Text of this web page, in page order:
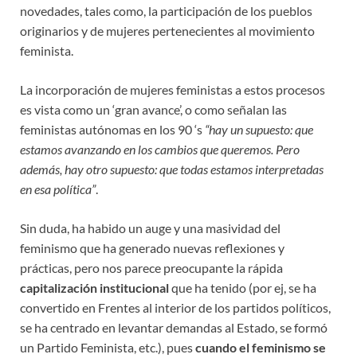
novedades, tales como, la participación de los pueblos
originarios y de mujeres pertenecientes al movimiento
feminista.
La incorporación de mujeres feministas a estos procesos
es vista como un ‘gran avance’, o como señalan las
feministas autónomas en los 90 ‘s “hay un supuesto: que
estamos avanzando en los cambios que queremos. Pero
además, hay otro supuesto: que todas estamos interpretadas
en esa política”.
Sin duda, ha habido un auge y una masividad del
feminismo que ha generado nuevas reflexiones y
prácticas, pero nos parece preocupante la rápida
capitalización institucionalque ha tenido (por ej, se ha
convertido en Frentes al interior de los partidos políticos,
se ha centrado en levantar demandas al Estado, se formó
un Partido Feminista, etc.), puescuando el feminismo se